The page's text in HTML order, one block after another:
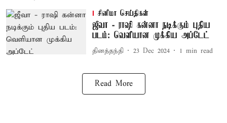
சினிமா செய்திகள்
ஜீவா - ராஷி கன்னா நடிக்கும் புதிய
படம்: வெளியான முக்கிய அப்டேட்
தினத்தந்தி 23 Dec 2024 1 min read
Read More